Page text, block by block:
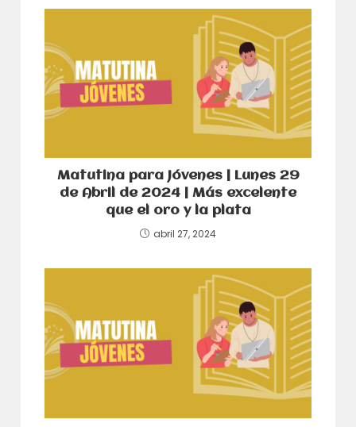
Matutina para Jóvenes | Lunes 29
de Abril de 2024 | Más excelente
que el oro y la plata
abril 27, 2024